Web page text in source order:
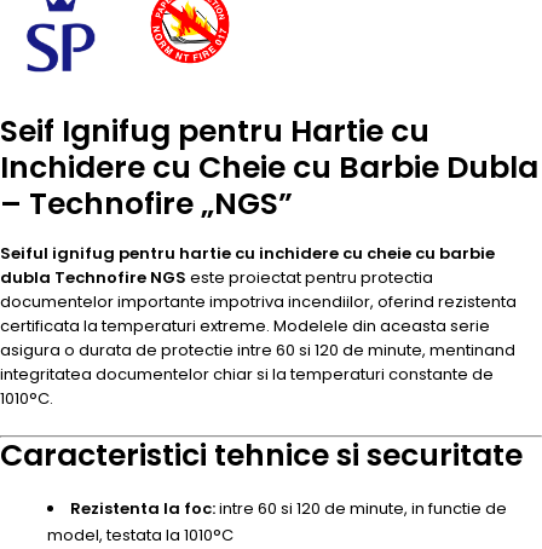
Seif Ignifug pentru Hartie cu
Inchidere cu Cheie cu Barbie Dubla
– Technofire „NGS”
Seiful ignifug pentru hartie cu inchidere cu cheie cu barbie
dubla Technofire NGS este proiectat pentru protectia
documentelor importante impotriva incendiilor, oferind rezistenta
certificata la temperaturi extreme. Modelele din aceasta serie
asigura o durata de protectie intre 60 si 120 de minute, mentinand
integritatea documentelor chiar si la temperaturi constante de
1010°C.
Caracteristici tehnice si securitate
Rezistenta la foc:intre 60 si 120 de minute, in functie de
model, testata la 1010°C